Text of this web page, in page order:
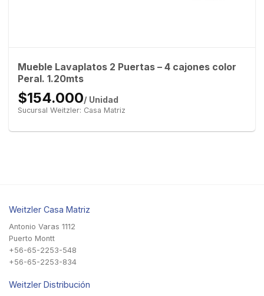
Mueble Lavaplatos 2 Puertas – 4 cajones color
Peral. 1.20mts
$154.000/ Unidad
Sucursal Weitzler: Casa Matriz
Weitzler Casa Matriz
Antonio Varas 1112
Puerto Montt
+56-65-2253-548
+56-65-2253-834
Weitzler Distribución